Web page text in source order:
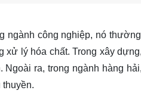
ngành công nghiệp, nó
xử lý hóa chất. Trong xây
Ngoài ra, trong ngành hàng